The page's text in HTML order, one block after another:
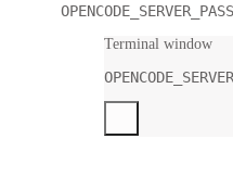
Terminal window